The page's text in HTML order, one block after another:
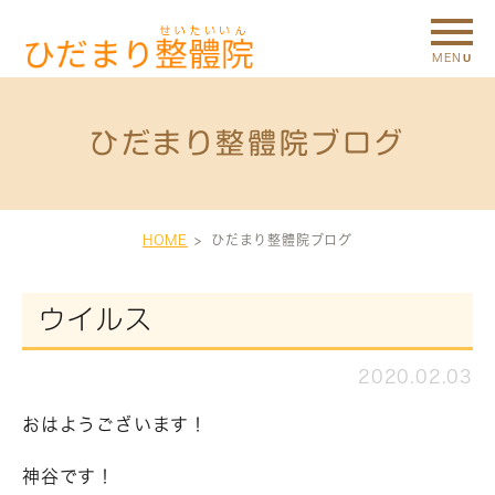
ひだまり整體院ブログ
HOME ひだまり整體院ブログ
ウイルス
2020.02.03
おはようございます！
神谷です！